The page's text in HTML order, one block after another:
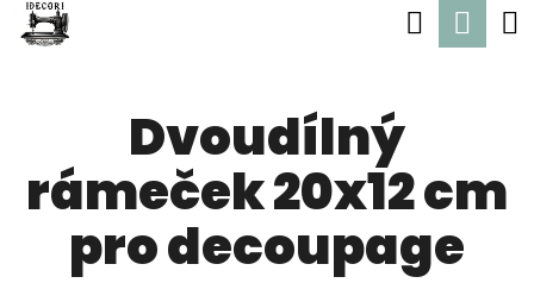
Přejít
Hledat
Dvoudílný
rámeček 20x12 cm
pro decoupage
O
O